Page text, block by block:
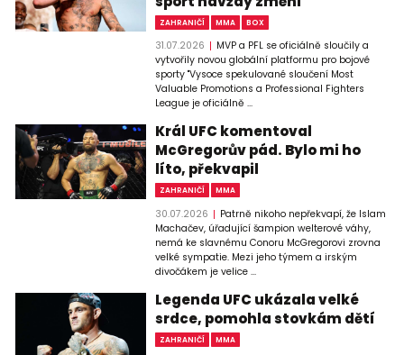
ZAHRANIČÍ MMA BOX
31.07.2026
MVP a PFL se oficiálně sloučily a
vytvořily novou globální platformu pro bojové
sporty "Vysoce spekulované sloučení Most
Valuable Promotions a Professional Fighters
League je oficiálně ...
Král UFC komentoval
McGregorův pád. Bylo mi ho
líto, překvapil
ZAHRANIČÍ MMA
30.07.2026
Patrně nikoho nepřekvapí, že Islam
Machačev, úřadující šampion welterové váhy,
nemá ke slavnému Conoru McGregorovi zrovna
velké sympatie. Mezi jeho týmem a irským
divočákem je velice ...
Legenda UFC ukázala velké
srdce, pomohla stovkám dětí
ZAHRANIČÍ MMA